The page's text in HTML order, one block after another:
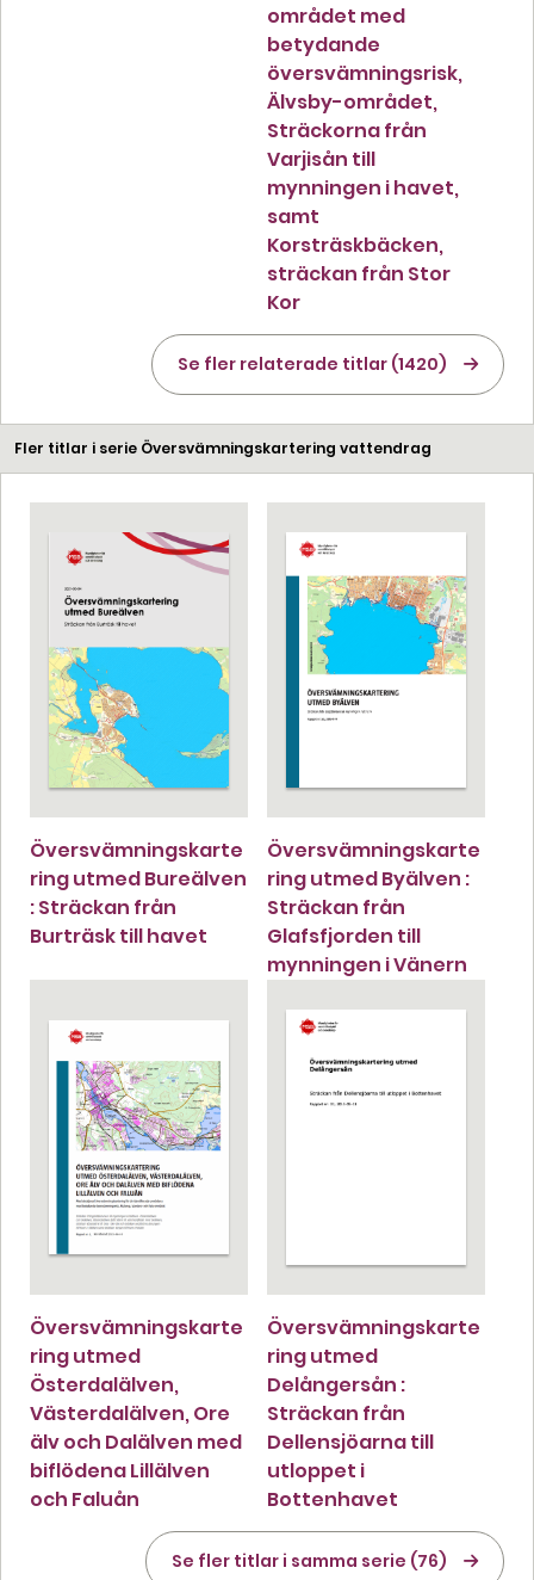
området med
betydande
översvämningsrisk,
Älvsby-området,
Sträckorna från
Varjisån till
mynningen i havet,
samt
Korsträskbäcken,
sträckan från Stor
Kor
Se fler relaterade titlar (1420)
Fler titlar i serie Översvämningskartering vattendrag
Översvämningskarte
ring utmed Bureälven
: Sträckan från
Burträsk till havet
Översvämningskarte
ring utmed Byälven :
Sträckan från
Glafsfjorden till
mynningen i Vänern
Översvämningskarte
ring utmed
Österdalälven,
Västerdalälven, Ore
älv och Dalälven med
biflödena Lillälven
och Faluån
Översvämningskarte
ring utmed
Delångersån :
Sträckan från
Dellensjöarna till
utloppet i
Bottenhavet
Se fler titlar i samma serie (76)